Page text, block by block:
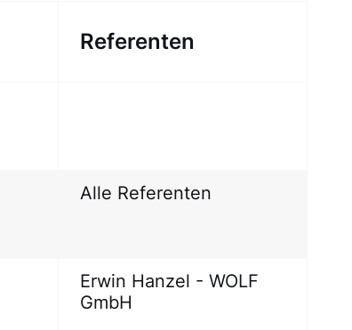
Referenten
Alle Referenten
Erwin Hanzel - WOLF
GmbH